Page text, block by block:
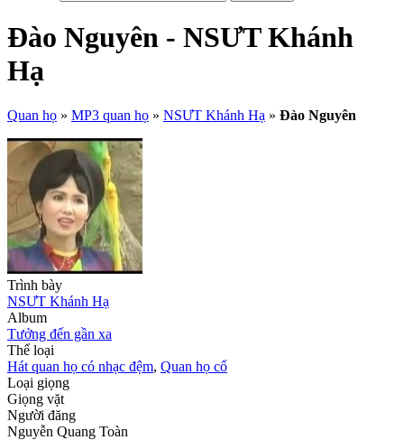
Đào Nguyên - NSƯT Khánh
Hạ
Quan họ » MP3 quan họ » NSƯT Khánh Hạ » Đào Nguyên
Trình bày
NSƯT Khánh Hạ
Album
Tưởng đến gần xa
Thể loại
Hát quan họ có nhạc đệm, Quan họ cổ
Loại giọng
Giọng vặt
Người đăng
Nguyễn Quang Toàn